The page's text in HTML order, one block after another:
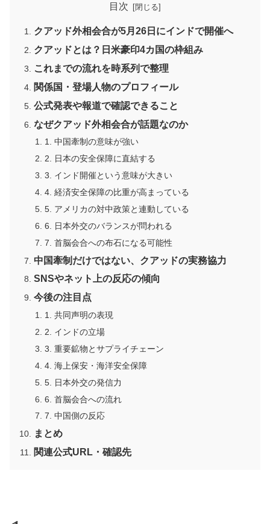
目次
クアッド外相会合が5月26日にインドで開催へ
クアッドとは？日米豪印4カ国の枠組み
これまでの流れを時系列で整理
関係国・登場人物のプロフィール
公式発表や報道で確認できること
なぜクアッド外相会合が話題なのか
1. 中国牽制の意味が強い
2. 日本の安全保障に直結する
3. インド開催という意味が大きい
4. 経済安全保障の比重が高まっている
5. アメリカの対中政策と連動している
6. 日本外交のバランスが問われる
7. 首脳会合への布石になる可能性
中国牽制だけではない、クアッドの実務協力
SNSやネット上の反応の傾向
今後の注目点
1. 共同声明の表現
2. インドの立場
3. 重要鉱物とサプライチェーン
4. 海上保安・海洋安全保障
5. 日本外交の発信力
6. 首脳会合への流れ
7. 中国側の反応
まとめ
関連公式URL・確認先